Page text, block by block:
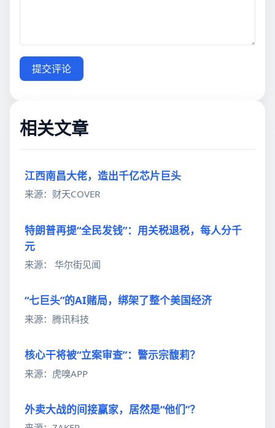
提交评论
相关文章
江西南昌大佬，造出千亿芯片巨头
来源：财天COVER
特朗普再提“全民发钱”：用关税退税，每人分千
元
来源： 华尔街见闻
“七巨头”的AI赌局，绑架了整个美国经济
来源：腾讯科技
核心干将被“立案审查”：警示宗馥莉？
来源：虎嗅APP
外卖大战的间接赢家，居然是“他们”？